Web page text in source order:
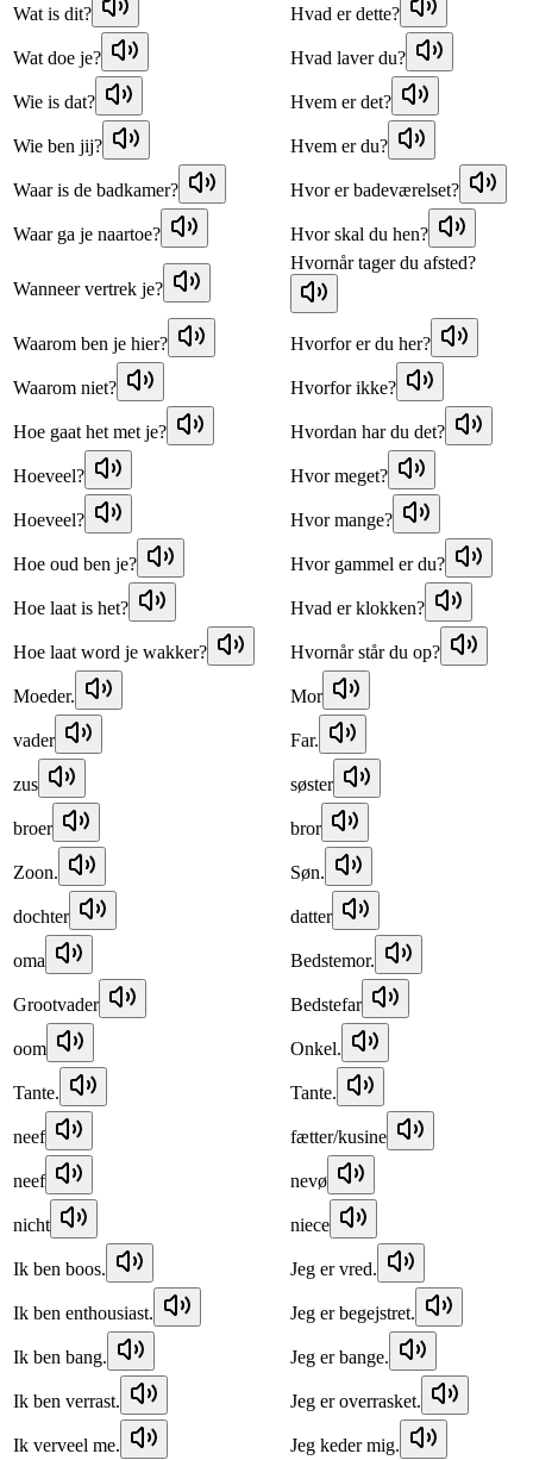
Wat is dit? Hvad er dette?
Wat doe je? Hvad laver du?
Wie is dat? Hvem er det?
Wie ben jij? Hvem er du?
Waar is de badkamer? Hvor er badeværelset?
Waar ga je naartoe? Hvor skal du hen?
Wanneer vertrek je?
Hvornår tager du afsted?
Waarom ben je hier? Hvorfor er du her?
Waarom niet? Hvorfor ikke?
Hoe gaat het met je? Hvordan har du det?
Hoeveel? Hvor meget?
Hoeveel? Hvor mange?
Hoe oud ben je? Hvor gammel er du?
Hoe laat is het? Hvad er klokken?
Hoe laat word je wakker? Hvornår står du op?
Moeder. Mor
vader Far.
zus søster
broer bror
Zoon. Søn.
dochter datter
oma Bedstemor.
Grootvader Bedstefar
oom Onkel.
Tante. Tante.
neef fætter/kusine
neef nevø
nicht niece
Ik ben boos. Jeg er vred.
Ik ben enthousiast. Jeg er begejstret.
Ik ben bang. Jeg er bange.
Ik ben verrast. Jeg er overrasket.
Ik verveel me. Jeg keder mig.